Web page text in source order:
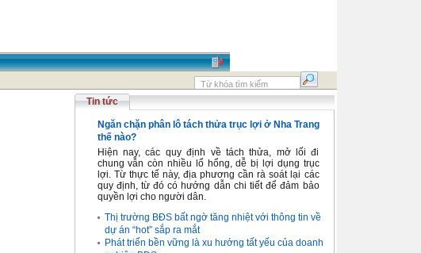
Tin tức
Ngăn chặn phân lô tách thửa trục lợi ở Nha Trang
thế nào?
Hiện nay, các quy định về tách thửa, mở lối đi
chung vẫn còn nhiều lổ hổng, dễ bị lợi dụng trục
lợi. Từ thực tế này, địa phương cần rà soát lại các
quy định, từ đó có hướng dẫn chi tiết để đảm bảo
quyền lợi cho người dân.
Thị trường BĐS bất ngờ tăng nhiệt với thông tin về
dự án “hot” sắp ra mắt
Phát triển bền vững là xu hướng tất yếu của doanh